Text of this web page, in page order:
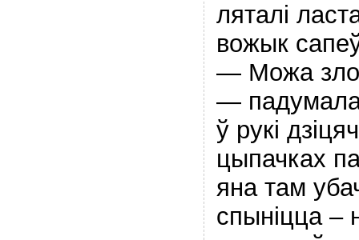
ляталi
вожык
— Можа
—
ў рукi
цыпачках
яна там
спыніцца –